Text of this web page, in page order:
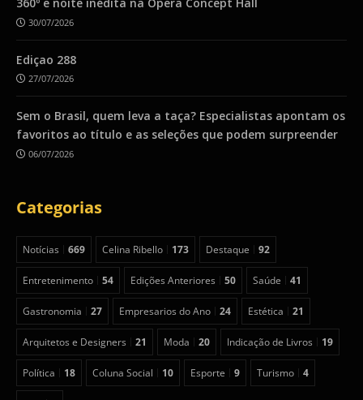
30/07/2026
Ediçao 288
27/07/2026
Sem o Brasil, quem leva a taça? Especialistas apontam os
favoritos ao título e as seleções que podem surpreender
06/07/2026
Categorias
Notícias 669 Celina Ribello 173 Destaque 92
Entretenimento 54 Edições Anteriores 50 Saúde 41
Gastronomia 27 Empresarios do Ano 24 Estética 21
Arquitetos e Designers 21 Moda 20 Indicação de Livros 19
Política 18 Coluna Social 10 Esporte 9 Turismo 4